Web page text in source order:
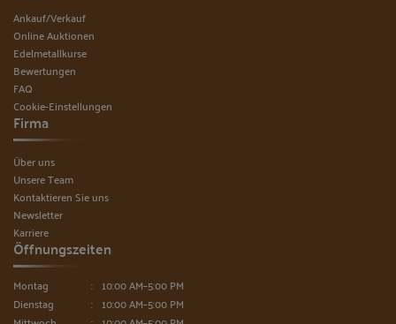
Ankauf/Verkauf
Online Auktionen
Edelmetallkurse
Bewertungen
FAQ
Cookie-Einstellungen
Firma
Über uns
Unsere Team
Kontaktieren Sie uns
Newsletter
Karriere
Öffnungszeiten
Montag
10:00 AM–5:00 PM
Dienstag
10:00 AM–5:00 PM